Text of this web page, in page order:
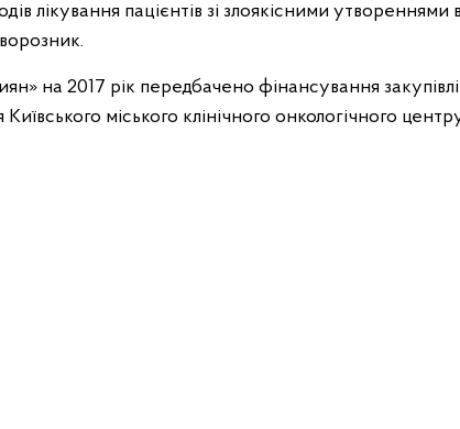
лікування пацієнтів зі злоякісними утвореннями
на 2017 рік передбачено фінансування закупівлі
міського клінічного онкологічного